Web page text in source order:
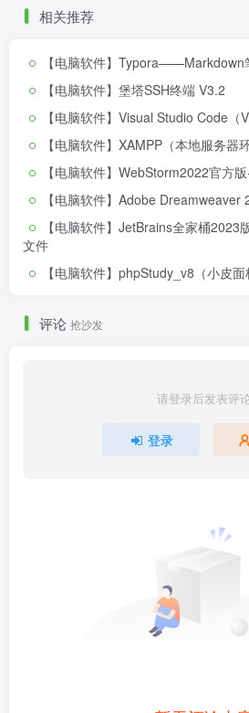
相关推荐
【电脑软件】Typora——Markdown
【电脑软件】堡塔SSH终端 V3.2
【电脑软件】Visual Studio Code（
【电脑软件】XAMPP（本地服务器环
【电脑软件】WebStorm2022官方
【电脑软件】Adobe Dreamweaver
【电脑软件】JetBrains全家桶
文件
【电脑软件】phpStudy_v8（小皮面
评论 抢沙发
请登录后发表评
登录